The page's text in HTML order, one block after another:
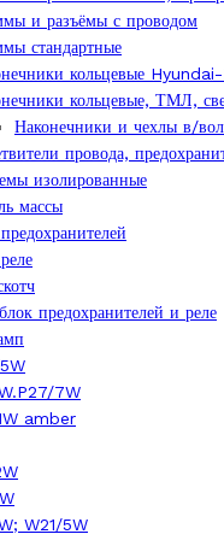
и разъёмы с проводом
стандартные
кольцевые
кольцевые, ТМЛ,
Наконечники и чехлы в/
провода,
изолированные
массы
предохранителей и реле
7W
amber
W21/5W